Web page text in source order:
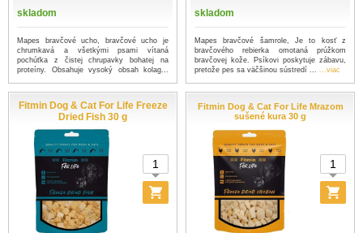
skladom
Mapes bravčové ucho, bravčové ucho je
chrumkavá a všetkými psami vítaná
pochúťka z čistej chrupavky bohatej na
proteíny. Obsahuje vysoký obsah kolag...
skladom
Mapes bravčové šamrole, Je to kosť z
bravčového rebierka omotaná prúžkom
bravčovej kože. Psíkovi poskytuje zábavu,
pretože pes sa väčšinou sústredí ... ...viac
Fitmin Dog & Cat For Life Freeze
Dried Fish 30 g
Fitmin Dog & Cat For Life Mrazom
sušené kura 30 g